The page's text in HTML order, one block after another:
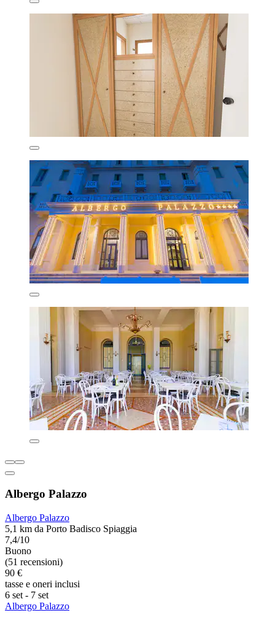
Albergo Palazzo
Albergo Palazzo
5,1 km da Porto Badisco Spiaggia
7,4/10
Buono
(51 recensioni)
90 €
tasse e oneri inclusi
6 set - 7 set
Albergo Palazzo